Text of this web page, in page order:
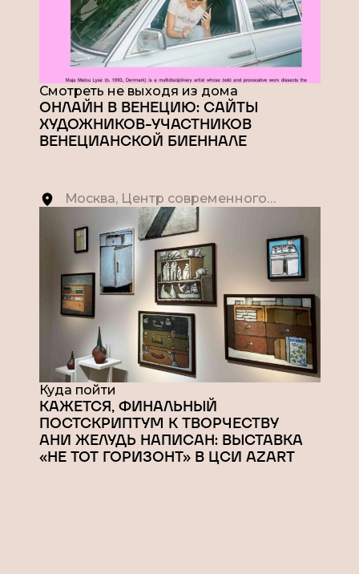
Смотреть не выходя из дома
ОНЛАЙН В ВЕНЕЦИЮ: САЙТЫ
ХУДОЖНИКОВ-УЧАСТНИКОВ
ВЕНЕЦИАНСКОЙ БИЕННАЛЕ
Москва, Центр современного
искусства AZART
Куда пойти
КАЖЕТСЯ, ФИНАЛЬНЫЙ
ПОСТСКРИПТУМ К ТВОРЧЕСТВУ
АНИ ЖЕЛУДЬ НАПИСАН: ВЫСТАВКА
«НЕ ТОТ ГОРИЗОНТ» В ЦСИ AZART